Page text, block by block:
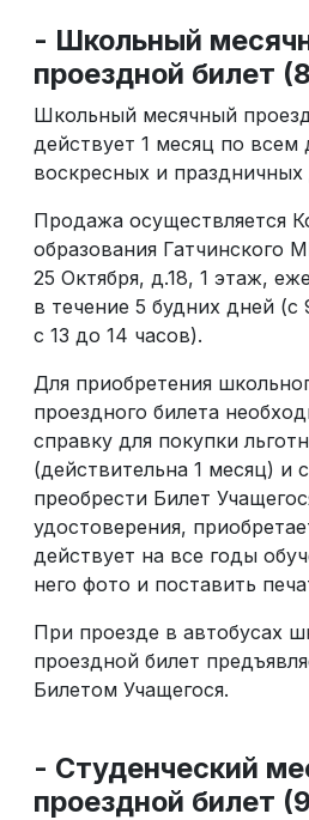
- Школьный
проездной билет
Школьный месячный
действует 1 месяц по всем
воскресных и праздничных
Продажа осуществляется
образования Гатчинского
25 Октября, д.18, 1 этаж,
в течение 5 будних дней (с
с 13 до 14 часов).
Для приобретения
проездного билета
справку для покупки
(действительна 1 месяц) и
преобрести Билет
удостоверения,
действует на все годы
него фото и поставить
При проезде в автобусах
проездной билет
Билетом Учащегося.
- Студенческий
проездной билет